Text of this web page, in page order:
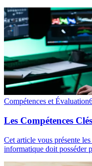
Compétences et Évaluation
Les Compétences
Cet article vous présente
informatique doit posséder